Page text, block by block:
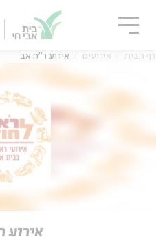
דף הבית אירועים אירוע ר"ח אב
אירוע
סגור